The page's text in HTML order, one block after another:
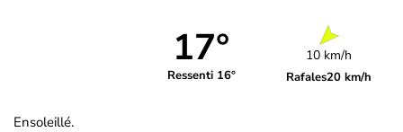
17°
Ressenti 16°
10 km/h
Rafales20 km/h
Ensoleillé.